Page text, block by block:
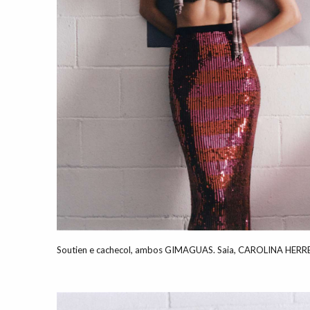
Soutien e cachecol, ambos GIMAGUAS. Saia, CAROLINA